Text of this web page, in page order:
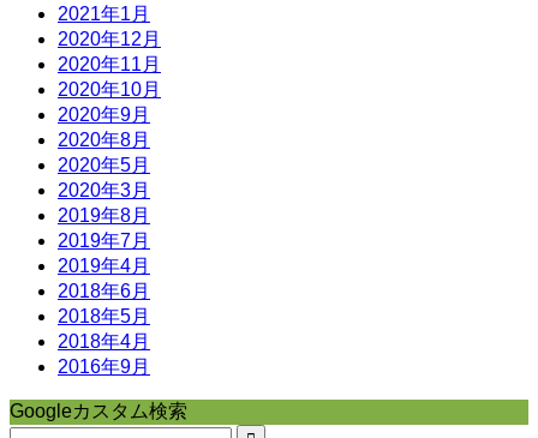
2021年1月
2020年12月
2020年11月
2020年10月
2020年9月
2020年8月
2020年5月
2020年3月
2019年8月
2019年7月
2019年4月
2018年6月
2018年5月
2018年4月
2016年9月
Googleカスタム検索